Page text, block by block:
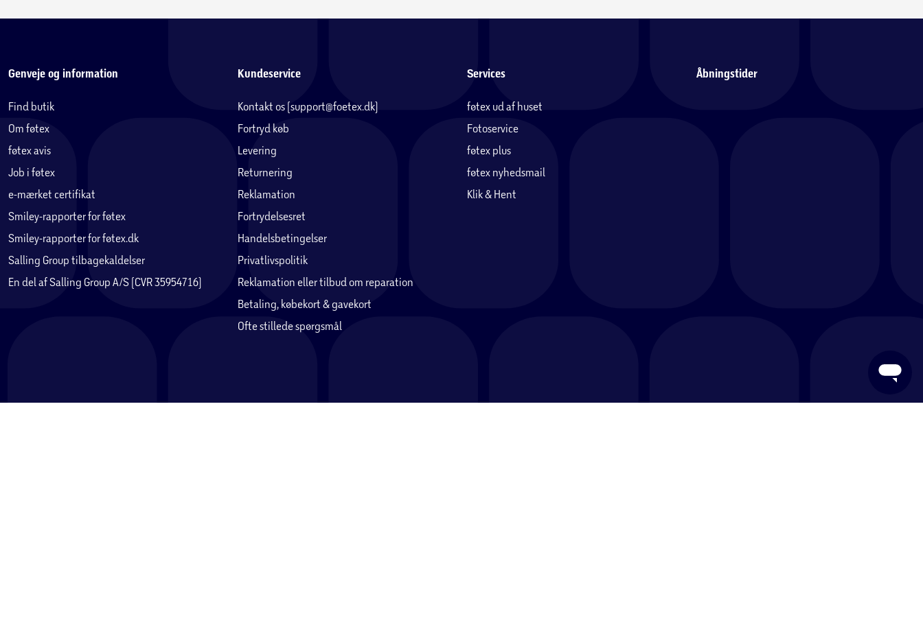
Genveje og information
Find butik
Om føtex
føtex avis
Job i føtex
e-mærket certifikat
Smiley-rapporter for føtex
Smiley-rapporter for føtex.dk
Salling Group tilbagekaldelser
En del af Salling Group A/S (CVR 35954716)
Kundeservice
Kontakt os (support@foetex.dk)
Fortryd køb
Levering
Returnering
Reklamation
Fortrydelsesret
Handelsbetingelser
Privatlivspolitik
Reklamation eller tilbud om reparation
Betaling, købekort & gavekort
Ofte stillede spørgsmål
Services
føtex ud af huset
Fotoservice
føtex plus
føtex nyhedsmail
Klik & Hent
Åbningstider